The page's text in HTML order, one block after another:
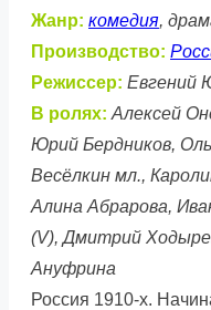
Жанр: комедия,
Производство:
Режиссер: Евгений
В ролях: Алексей
Юрий Бердников,
Весёлкин мл.,
Алина Абрарова,
(V), Дмитрий
Ануфрина
Россия 1910-х.